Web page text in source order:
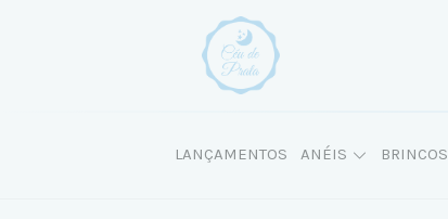
LANÇAMENTOS ANÉIS BRINCOS